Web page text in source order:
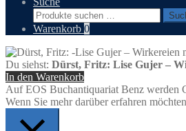
Suchen
nach:
Warenkorb 0
Du siehst: Dürst, Fritz: Lise Gujer –
In den Warenkorb
Auf EOS Buchantiquariat Benz werden
Wenn Sie mehr darüber erfahren